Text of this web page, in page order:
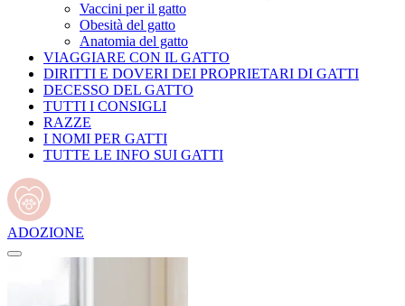
Vaccini per il gatto
Obesità del gatto
Anatomia del gatto
VIAGGIARE CON IL GATTO
DIRITTI E DOVERI DEI PROPRIETARI DI GATTI
DECESSO DEL GATTO
TUTTI I CONSIGLI
RAZZE
I NOMI PER GATTI
TUTTE LE INFO SUI GATTI
ADOZIONE